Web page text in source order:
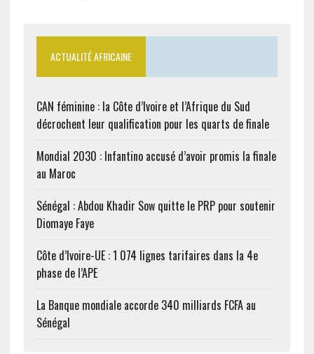
ACTUALITÉ AFRICAINE
CAN féminine : la Côte d’Ivoire et l’Afrique du Sud
décrochent leur qualification pour les quarts de finale
Mondial 2030 : Infantino accusé d’avoir promis la finale
au Maroc
Sénégal : Abdou Khadir Sow quitte le PRP pour soutenir
Diomaye Faye
Côte d’Ivoire-UE : 1 074 lignes tarifaires dans la 4e
phase de l’APE
La Banque mondiale accorde 340 milliards FCFA au
Sénégal